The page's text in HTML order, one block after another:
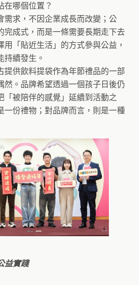
在哪個位置？
需求，不因企業成長而改變；公
完成式，而是一條需要長期走下去
用「貼近生活」的方式參與公益，
持續發生。
提供飲料提袋作為年節禮品的一部
然。品牌希望透過一個孩子日後仍
「被陪伴的感覺」延續到活動之
一份禮物；對品牌而言，則是一種
益實踐